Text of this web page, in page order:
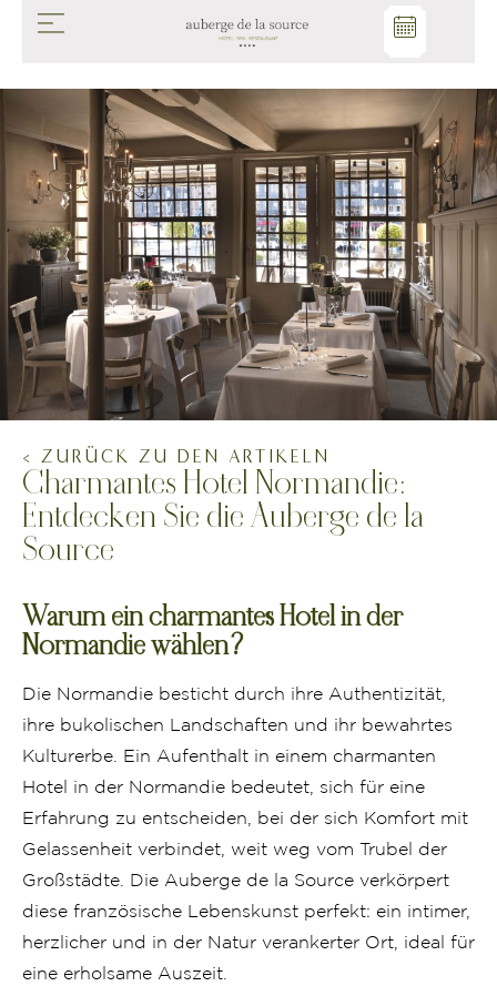
< ZURÜCK ZU DEN ARTIKELN
Charmantes Hotel Normandie:
Entdecken Sie die Auberge de la
Source
Warum ein charmantes Hotel in der
Normandie wählen?
Die Normandie besticht durch ihre Authentizität,
ihre bukolischen Landschaften und ihr bewahrtes
Kulturerbe. Ein Aufenthalt in einem charmanten
Hotel in der Normandie bedeutet, sich für eine
Erfahrung zu entscheiden, bei der sich Komfort mit
Gelassenheit verbindet, weit weg vom Trubel der
Großstädte. Die Auberge de la Source verkörpert
diese französische Lebenskunst perfekt: ein intimer,
herzlicher und in der Natur verankerter Ort, ideal für
eine erholsame Auszeit.